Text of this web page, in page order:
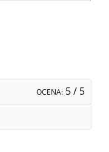
OCENA: 5/ 5